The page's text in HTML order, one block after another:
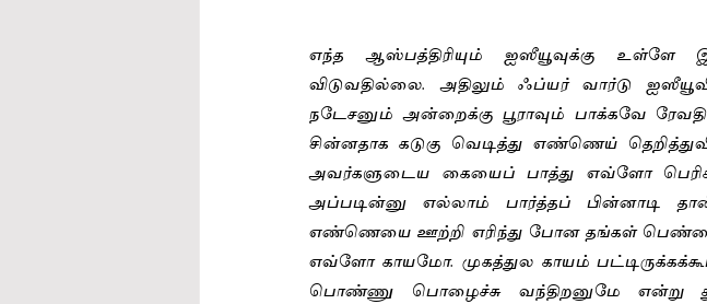
எந்த ஆஸ்பத்திரியும் ஐஸீயூவுக்கு உள்ளே
விடுவதில்லை. அதிலும் ஃப்யர் வார்டு
நடேசனும் அன்றைக்கு பூராவும் பாக்கவே
சின்னதாக கடுகு வெடித்து எண்ணெய்
அவர்களுடைய கையைப் பாத்து எவ்ளோ
அப்படின்னு எல்லாம் பார்த்தப் பின்னாடி
எண்ணெயை ஊற்றி எரிந்து போன தங்கள் பெண்ணை
எவ்ளோ காயமோ. முகத்துல காயம்
பொண்ணு பொழைச்சு வந்திறனுமே என்று